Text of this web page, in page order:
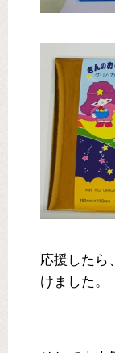
応援したら
けました。